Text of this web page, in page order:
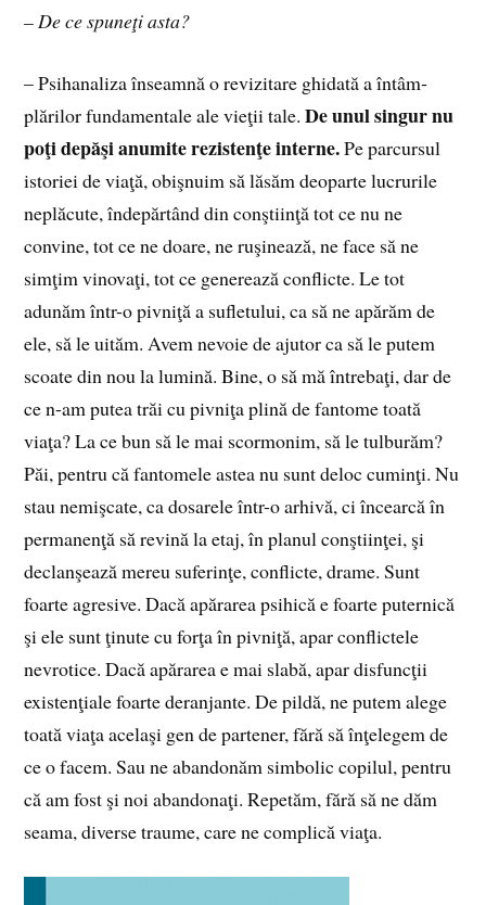
– De ce spuneţi asta?
– Psihanaliza înseamnă o revizitare ghidată a în­tâm­
plărilor fundamentale ale vieţii tale.De unul sin­gur nu
poţi depăşi anumite rezistenţe interne.Pe par­cursul
istoriei de viaţă, obişnuim să lăsăm deoparte lucrurile
neplăcute, îndepărtând din conştiinţă tot ce nu ne
convine, tot ce ne doare, ne ruşinează, ne face să ne
simţim vinovaţi, tot ce generează conflicte. Le tot
adunăm într-o pivniţă a sufletului, ca să ne apărăm de
ele, să le uităm. Avem nevoie de ajutor ca să le pu­tem
scoate din nou la lumină. Bine, o să mă întrebaţi, dar de
ce n-am putea trăi cu pivniţa plină de fantome toată
viaţa? La ce bun să le mai scormonim, să le tulburăm?
Păi, pentru că fantomele astea nu sunt deloc cuminţi. Nu
stau nemişcate, ca dosarele într-o arhivă, ci încearcă în
permanenţă să revină la etaj, în planul conştiinţei, şi
declanşează mereu suferinţe, conflicte, drame. Sunt
foarte agresive. Dacă apărarea psihică e foarte puternică
şi ele sunt ţinute cu forţa în pivniţă, apar conflictele
nevrotice. Dacă apărarea e mai slabă, apar disfuncţii
existenţiale foarte deranjante. De pildă, ne putem alege
toată viaţa acelaşi gen de partener, fără să înţelegem de
ce o facem. Sau ne abandonăm sim­bo­lic co­pilul, pentru
că am fost şi noi abandonaţi. Re­petăm, fără să ne dăm
seama, diverse traume, care ne com­plică viaţa.